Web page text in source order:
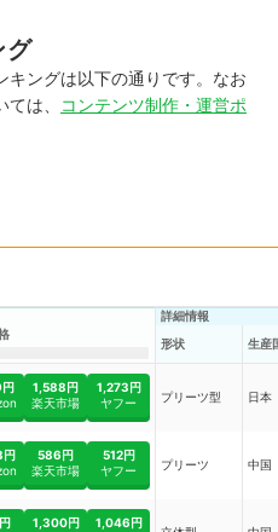
グ
キングは以下の通りです。なお
は、
コンテンツ制作・運営ポ
詳細情報
形状
生産
1,588円
楽天市場
1,273円
ヤフー
プリーツ型 日本
586円
楽天市場
512円
ヤフー
プリーツ 中国
1,300円
1,046円